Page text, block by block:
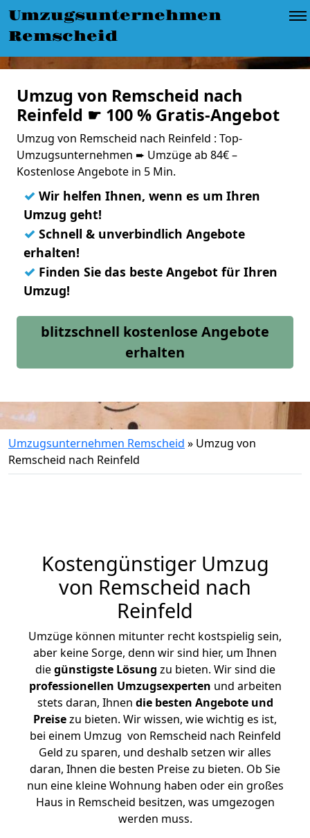
Umzugsunternehmen
Remscheid
Umzug von Remscheid nach
Reinfeld ☛ 100 % Gratis-Angebot
Umzug von Remscheid nach Reinfeld : Top-
Umzugsunternehmen ➨ Umzüge ab 84€ –
Kostenlose Angebote in 5 Min.
✓ Wir helfen Ihnen, wenn es um Ihren
Umzug geht!
✓ Schnell & unverbindlich Angebote
erhalten!
✓ Finden Sie das beste Angebot für Ihren
Umzug!
blitzschnell kostenlose Angebote
erhalten
Umzugsunternehmen Remscheid » Umzug von
Remscheid nach Reinfeld
Kostengünstiger Umzug
von Remscheid nach
Reinfeld
Umzüge können mitunter recht kostspielig sein,
aber keine Sorge, denn wir sind hier, um Ihnen
diegünstigste Lösung zu bieten. Wir sind die
professionellen Umzugsexperten und arbeiten
stets daran, Ihnen die besten Angebote und
Preisezu bieten. Wir wissen, wie wichtig es ist,
bei einem Umzug von Remscheid nach Reinfeld
Geld zu sparen, und deshalb setzen wir alles
daran, Ihnen die besten Preise zu bieten. Ob Sie
nun eine kleine Wohnung haben oder ein großes
Haus in Remscheid besitzen, was umgezogen
werden muss.